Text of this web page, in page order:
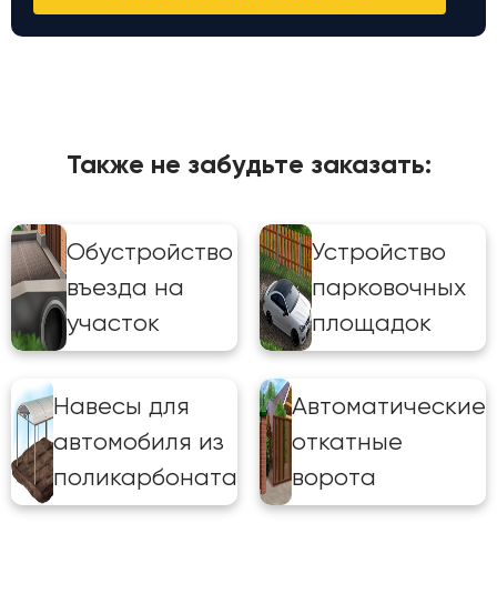
Также не забудьте заказать:
Обустройство
въезда на
участок
Устройство
парковочных
площадок
Навесы для
автомобиля из
поликарбоната
Автоматические
откатные
ворота